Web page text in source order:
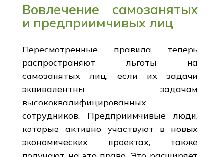
Вовлечение самозанятых
и предприимчивых лиц
Пересмотренные правила теперь
распространяют льготы на
самозанятых лиц, если их задачи
эквивалентны задачам
высококвалифицированных
сотрудников. Предприимчивые люди,
которые активно участвуют в новых
экономических проектах, также